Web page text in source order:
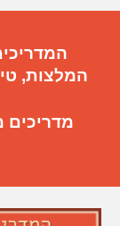
המלצות,
מדריכים